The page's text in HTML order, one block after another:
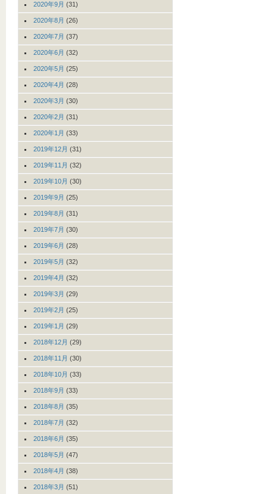
2020年9月 (31)
2020年8月 (26)
2020年7月 (37)
2020年6月 (32)
2020年5月 (25)
2020年4月 (28)
2020年3月 (30)
2020年2月 (31)
2020年1月 (33)
2019年12月 (31)
2019年11月 (32)
2019年10月 (30)
2019年9月 (25)
2019年8月 (31)
2019年7月 (30)
2019年6月 (28)
2019年5月 (32)
2019年4月 (32)
2019年3月 (29)
2019年2月 (25)
2019年1月 (29)
2018年12月 (29)
2018年11月 (30)
2018年10月 (33)
2018年9月 (33)
2018年8月 (35)
2018年7月 (32)
2018年6月 (35)
2018年5月 (47)
2018年4月 (38)
2018年3月 (51)